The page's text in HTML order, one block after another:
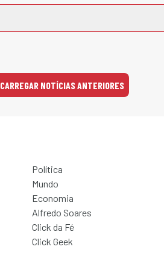
CARREGAR NOTÍCIAS ANTERIORES
Política
Mundo
Economia
Alfredo Soares
Click da Fé
Click Geek